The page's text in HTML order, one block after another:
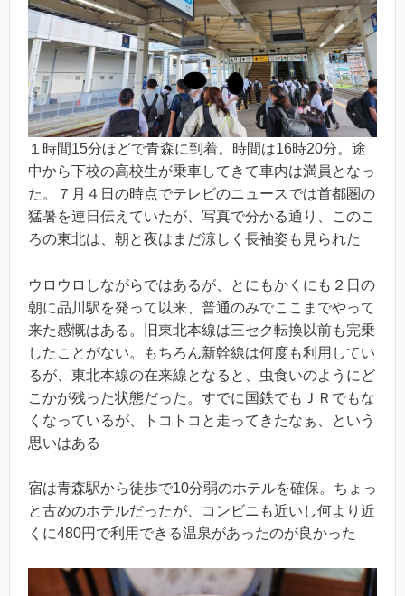
１時間15分ほどで青森に到着。時間は16時20分。途
中から下校の高校生が乗車してきて車内は満員となっ
た。７月４日の時点でテレビのニュースでは首都圏の
猛暑を連日伝えていたが、写真で分かる通り、このこ
ろの東北は、朝と夜はまだ涼しく長袖姿も見られた
ウロウロしながらではあるが、とにもかくにも２日の
朝に品川駅を発って以来、普通のみでここまでやって
来た感慨はある。旧東北本線は三セク転換以前も完乗
したことがない。もちろん新幹線は何度も利用してい
るが、東北本線の在来線となると、虫食いのようにど
こかが残った状態だった。すでに国鉄でもＪＲでもな
くなっているが、トコトコと走ってきたなぁ、という
思いはある
宿は青森駅から徒歩で10分弱のホテルを確保。ちょっ
と古めのホテルだったが、コンビニも近いし何より近
くに480円で利用できる温泉があったのが良かった